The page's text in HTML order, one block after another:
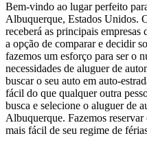
Bem-vindo ao lugar perfeito
Albuquerque, Estados Unidos.
receberá as principais
a opção de comparar e decidir
fazemos um esforço para ser o
necessidades de aluguer de
buscar o seu auto em auto-
fácil do que qualquer outra
busca e selecione o aluguer de
Albuquerque. Fazemos
mais fácil de seu regime de